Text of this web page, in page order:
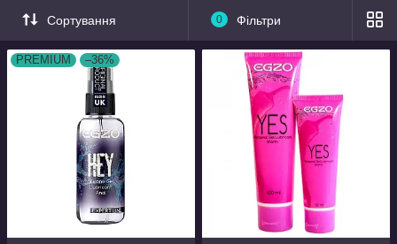
Сортування 0 Фільтри
PREMIUM –36%